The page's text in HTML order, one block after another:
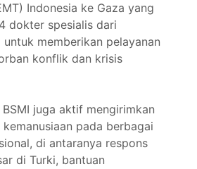
Indonesia ke Gaza yang
dokter spesialis dari
memberikan pelayanan
konflik dan krisis
BSMI juga aktif mengirimkan
pada berbagai
di antaranya respons
di Turki, bantuan